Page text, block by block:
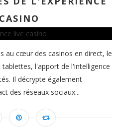
au cœur des casinos en direct, le
l'apport de l'intelligence
Il décrypte également
des réseaux sociaux...